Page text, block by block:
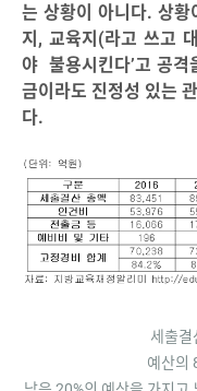
는 상황이 아니다. 상황
지, 교육지(라고 쓰고
야 불용시킨다’고 공격
금이라도 진정성 있는
다.
세출
예산의